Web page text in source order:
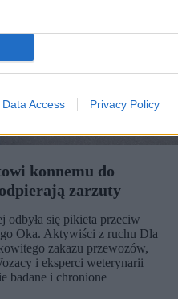
Data Access Privacy Policy
konnemu do
zarzuty
odbyła się pikieta przeciw
Oka. Aktywiści z ruchu Dla
zakazu przewozów,
i eksperci weterynarii
badane i chronione